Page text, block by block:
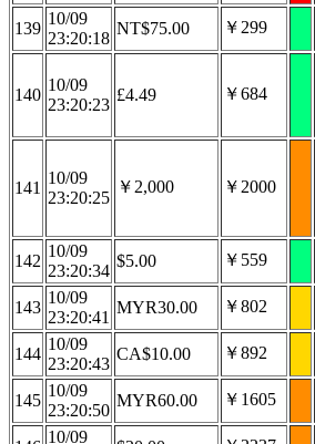
139
10/09
23:20:18
NT$75.00 ￥299
140
10/09
23:20:23
£4.49 ￥684
141
10/09
23:20:25
￥2,000 ￥2000
142
10/09
23:20:34
$5.00 ￥559
143
10/09
23:20:41
MYR30.00 ￥802
144
10/09
23:20:43
CA$10.00 ￥892
145
10/09
23:20:50
MYR60.00 ￥1605
10/09